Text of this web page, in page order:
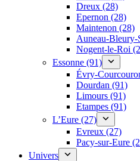
Dreux (28)
Epernon (28)
Maintenon (28)
Auneau-Bleury-
Nogent-le-Roi
Essonne (91)
Évry-
Dourdan (91)
Limours (91)
Etampes (91)
L’Eure (27)
Evreux (27)
Pacy-sur-Eure
Univers